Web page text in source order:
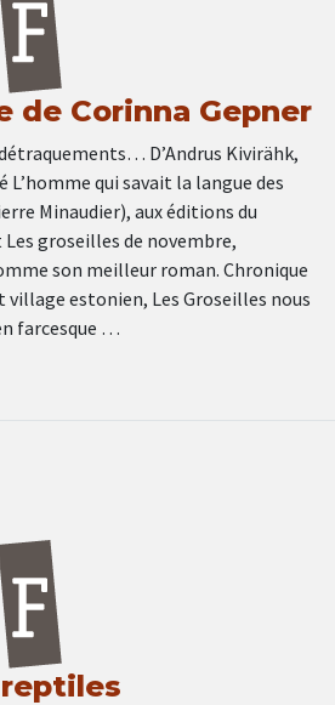
de Corinna Gepner
D’Andrus Kivirähk,
L’homme qui savait la langue des
Minaudier), aux éditions du
groseilles de novembre,
son meilleur roman. Chronique
village estonien, Les Groseilles nous
farcesque …